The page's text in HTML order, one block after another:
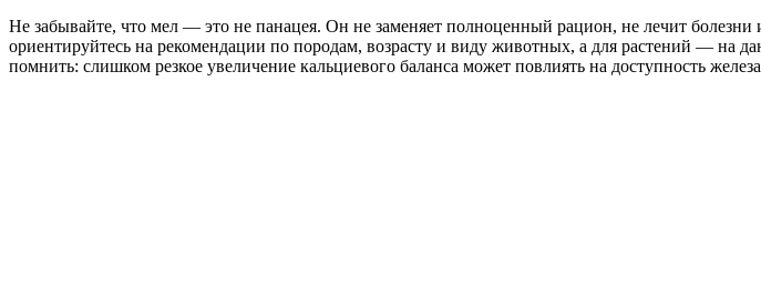
Не забывайте, что мел — это не панацея. Он не заменяет полноценный рацион, не лечит
ориентируйтесь на рекомендации по породам, возрасту и виду животных, а для растений — на
помнить: слишком резкое увеличение кальциевого баланса может повлиять на доступность